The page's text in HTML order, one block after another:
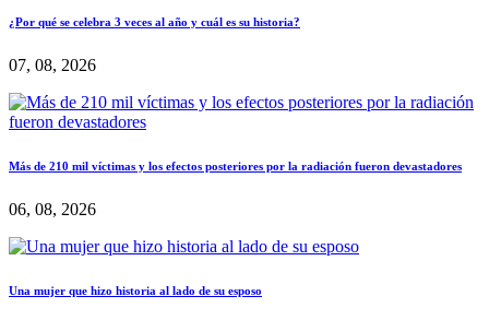
¿Por qué se celebra 3 veces al año y cuál es su historia?
07, 08, 2026
Más de 210 mil víctimas y los efectos posteriores por la radiación fueron devastadores
06, 08, 2026
Una mujer que hizo historia al lado de su esposo